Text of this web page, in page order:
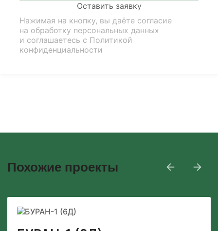
Оставить заявку
Нажимая на кнопку, вы даёте согласие
на обработку персональных данных
и соглашаетесь с Политикой
конфиденциальности
Похожие проекты